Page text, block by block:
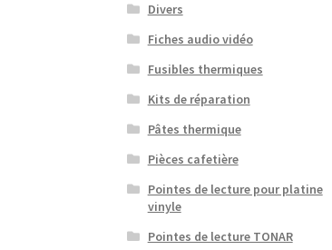
Divers
Fiches audio vidéo
Fusibles thermiques
Kits de réparation
Pâtes thermique
Pièces cafetière
Pointes de lecture pour platine
vinyle
Pointes de lecture TONAR